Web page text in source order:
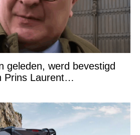
geleden, werd bevestigd
Prins Laurent…